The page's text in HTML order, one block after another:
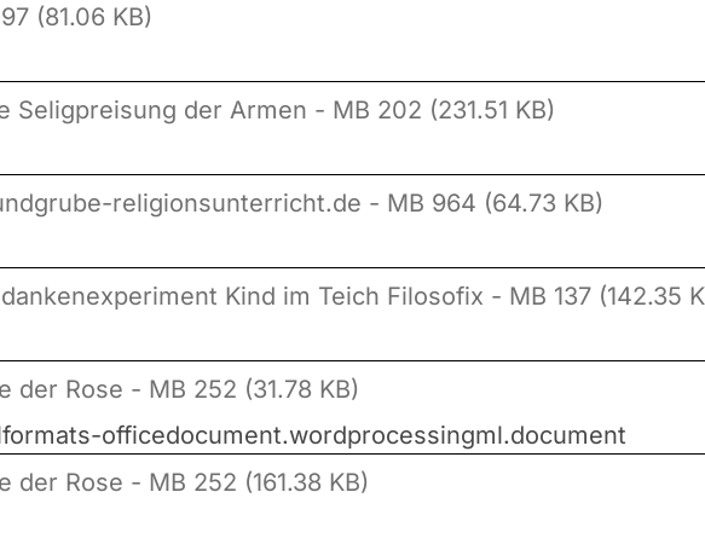
(81.06 KB)
Seligpreisung der Armen - MB 202 (231.51 KB)
religionsunterricht.de - MB 964 (64.73 KB)
Kind im Teich Filosofix - MB 137 (142.35
der Rose - MB 252 (31.78 KB)
officedocument.wordprocessingml.document
der Rose - MB 252 (161.38 KB)